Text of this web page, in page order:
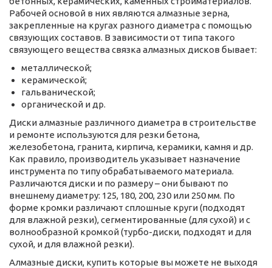
Рабочей основой в них являются алмазные зерна,
закрепленные на кругах разного диаметра с помощью
связующих составов. В зависимости от типа такого
связующего вещества связка алмазных дисков бывает:
металлической;
керамической;
гальванической;
органической и др.
Диски алмазные различного диаметра в строительстве
и ремонте используются для резки бетона,
железобетона, гранита, кирпича, керамики, камня и др.
Как правило, производитель указывает назначение
инструмента по типу обрабатываемого материала.
Различаются диски и по размеру – они бывают по
внешнему диаметру: 125, 180, 200, 230 или 250 мм. По
форме кромки различают сплошные круги (подходят
для влажной резки), сегментированные (для сухой) и с
волнообразной кромкой (турбо-диски, подходят и для
сухой, и для влажной резки).
Алмазные диски, купить которые вы можете не выходя